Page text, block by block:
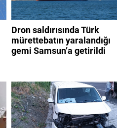
Dron saldırısında Türk
mürettebatın yaralandığı
gemi Samsun’a getirildi